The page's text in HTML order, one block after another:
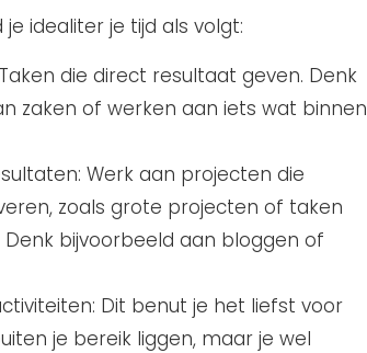
idealiter je tijd als volgt:
die direct resultaat geven. Denk
zaken of werken aan iets wat binnen
Werk aan projecten die
zoals grote projecten of taken
bijvoorbeeld aan bloggen of
Dit benut je het liefst voor
je bereik liggen, maar je wel